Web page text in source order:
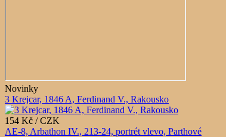
Novinky
3 Krejcar, 1846 A, Ferdinand V., Rakousko
154 Kč / CZK
AE-8, Arbathon IV., 213-24, portrét vlevo, Parthové